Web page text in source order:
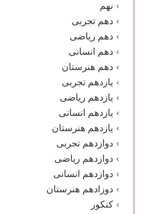
نهم
دهم تجربی
دهم ریاضی
دهم انسانی
دهم هنرستان
یازدهم تجربی
یازدهم ریاضی
یازدهم انسانی
یازدهم هنرستان
دوازدهم تجربی
دوازدهم ریاضی
دوازدهم انسانی
دوزادهم هنرستان
کنکور